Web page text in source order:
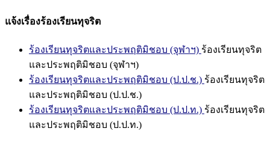
แจ้งเรื่องร้องเรียนทุจริต
ร้องเรียนทุจริตและประพฤติมิชอบ (จุฬาฯ) ร้องเรียนทุจริต
และประพฤติมิชอบ (จุฬาฯ)
ร้องเรียนทุจริตและประพฤติมิชอบ (ป.ป.ช.) ร้องเรียนทุจริต
และประพฤติมิชอบ (ป.ป.ช.)
ร้องเรียนทุจริตและประพฤติมิชอบ (ป.ป.ท.) ร้องเรียนทุจริต
และประพฤติมิชอบ (ป.ป.ท.)